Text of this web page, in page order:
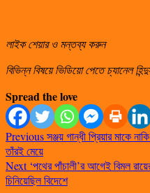
লাইক শেয়ার ও মন্তব্য করুন
বিভিন্ন বিষয়ে ভিডিয়ো পেতে চ্যানেল
Spread the love
Previousসঞ্জয় গান্ধী প্রিয়ার মাকে
তাঁরই মেয়ে
Next‘পথের পাঁচালী’র আগেই বিমল
চিনিয়েছিল বিদেশে